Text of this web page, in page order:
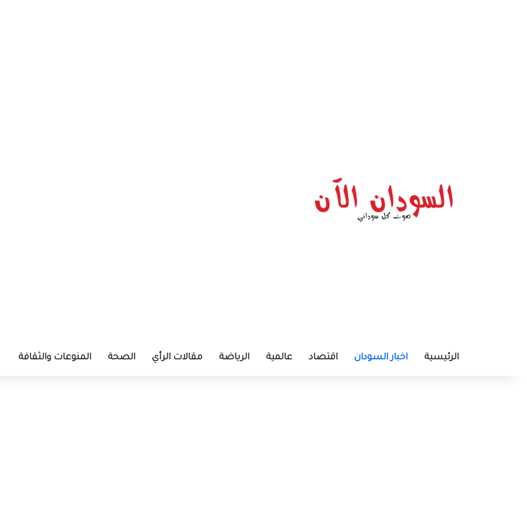
الرئيسية اخبار السودان اقتصاد عالمية الرياضة مقالات الرأي الصحة المنوعات والثقافة